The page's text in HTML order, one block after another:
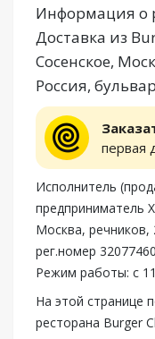
Информация о
Доставка из
Сосенское,
Россия,
первая
Исполнитель
предприниматель
Москва,
рег.номер
Режим работы: с
На этой странице
ресторана Burger